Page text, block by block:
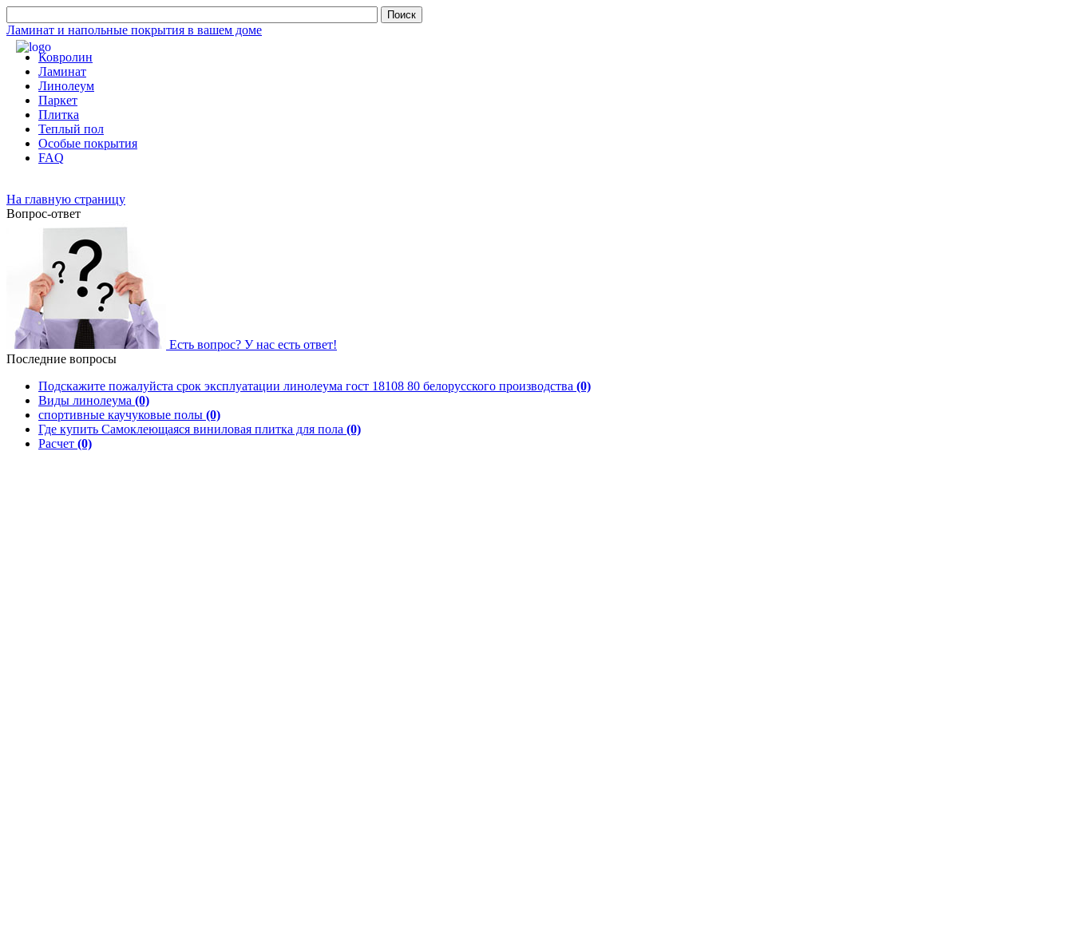
Ламинат и напольные покрытия в вашем доме
Ковролин
Ламинат
Линолеум
Паркет
Плитка
Теплый пол
Особые покрытия
FAQ
На главную страницу
Вопрос-ответ
Есть вопрос? У нас есть ответ!
Последние вопросы
Подскажите пожалуйста срок эксплуатации линолеума гост 18108 80 белорусского производства (0)
Виды линолеума (0)
спортивные каучуковые полы (0)
Где купить Самоклеющаяся виниловая плитка для пола (0)
Расчет (0)